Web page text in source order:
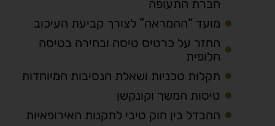
חברת התעופה
מועד “ההמראה” לצורך קביעת העיכוב
החזר על כרטיס טיסה ובחירה בטיסה
חלופית
תקלות טכניות ושאלת הנסיבות המיוחדות
טיסות המשך וקונקשן
ההבדל בין חוק טיבי לתקנות האירופאיות